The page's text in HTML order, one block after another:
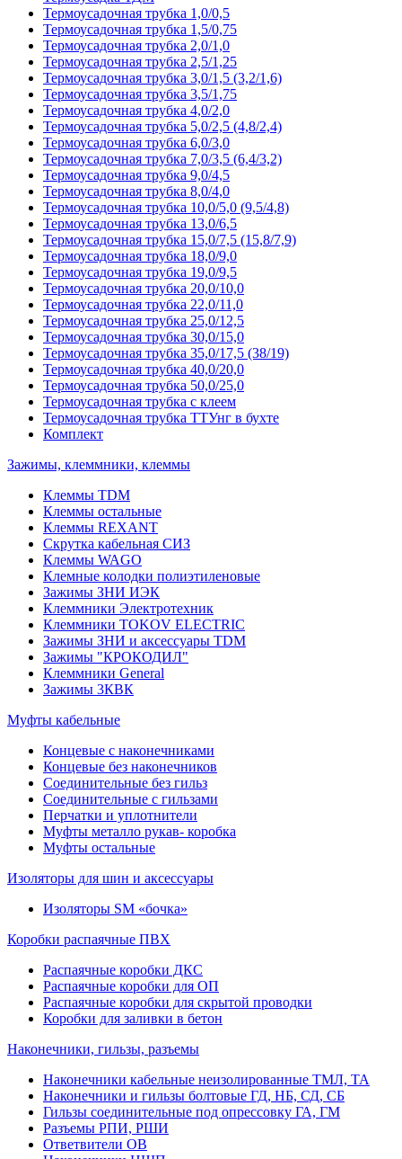
Термоусадочная трубка 1,0/0,5
Термоусадочная трубка 1,5/0,75
Термоусадочная трубка 2,0/1,0
Термоусадочная трубка 2,5/1,25
Термоусадочная трубка 3,0/1,5 (3,2/1,6)
Термоусадочная трубка 3,5/1,75
Термоусадочная трубка 4,0/2,0
Термоусадочная трубка 5,0/2,5 (4,8/2,4)
Термоусадочная трубка 6,0/3,0
Термоусадочная трубка 7,0/3,5 (6,4/3,2)
Термоусадочная трубка 9,0/4,5
Термоусадочная трубка 8,0/4,0
Термоусадочная трубка 10,0/5,0 (9,5/4,8)
Термоусадочная трубка 13,0/6,5
Термоусадочная трубка 15,0/7,5 (15,8/7,9)
Термоусадочная трубка 18,0/9,0
Термоусадочная трубка 19,0/9,5
Термоусадочная трубка 20,0/10,0
Термоусадочная трубка 22,0/11,0
Термоусадочная трубка 25,0/12,5
Термоусадочная трубка 30,0/15,0
Термоусадочная трубка 35,0/17,5 (38/19)
Термоусадочная трубка 40,0/20,0
Термоусадочная трубка 50,0/25,0
Термоусадочная трубка с клеем
Термоусадочная трубка ТТУнг в бухте
Комплект
Зажимы, клеммники, клеммы
Клеммы TDM
Клеммы остальные
Клеммы REXANT
Скрутка кабельная СИЗ
Клеммы WAGO
Клемные колодки полиэтиленовые
Зажимы ЗНИ ИЭК
Клеммники Электротехник
Клеммники TOKOV ELECTRIC
Зажимы ЗНИ и аксессуары TDM
Зажимы "КРОКОДИЛ"
Клеммники General
Зажимы 3КВК
Муфты кабельные
Концевые с наконечниками
Концевые без наконечников
Соединительные без гильз
Соединительные с гильзами
Перчатки и уплотнители
Муфты металло рукав- коробка
Муфты остальные
Изоляторы для шин и аксессуары
Изоляторы SM «бочка»
Коробки распаячные ПВХ
Распаячные коробки ДКС
Распаячные коробки для ОП
Распаячные коробки для скрытой проводки
Коробки для заливки в бетон
Наконечники, гильзы, разъемы
Наконечники кабельные неизолированные ТМЛ, ТА
Наконечники и гильзы болтовые ГД, НБ, СД, СБ
Гильзы соединительные под опрессовку ГА, ГМ
Разъемы РПИ, РШИ
Ответвители ОВ